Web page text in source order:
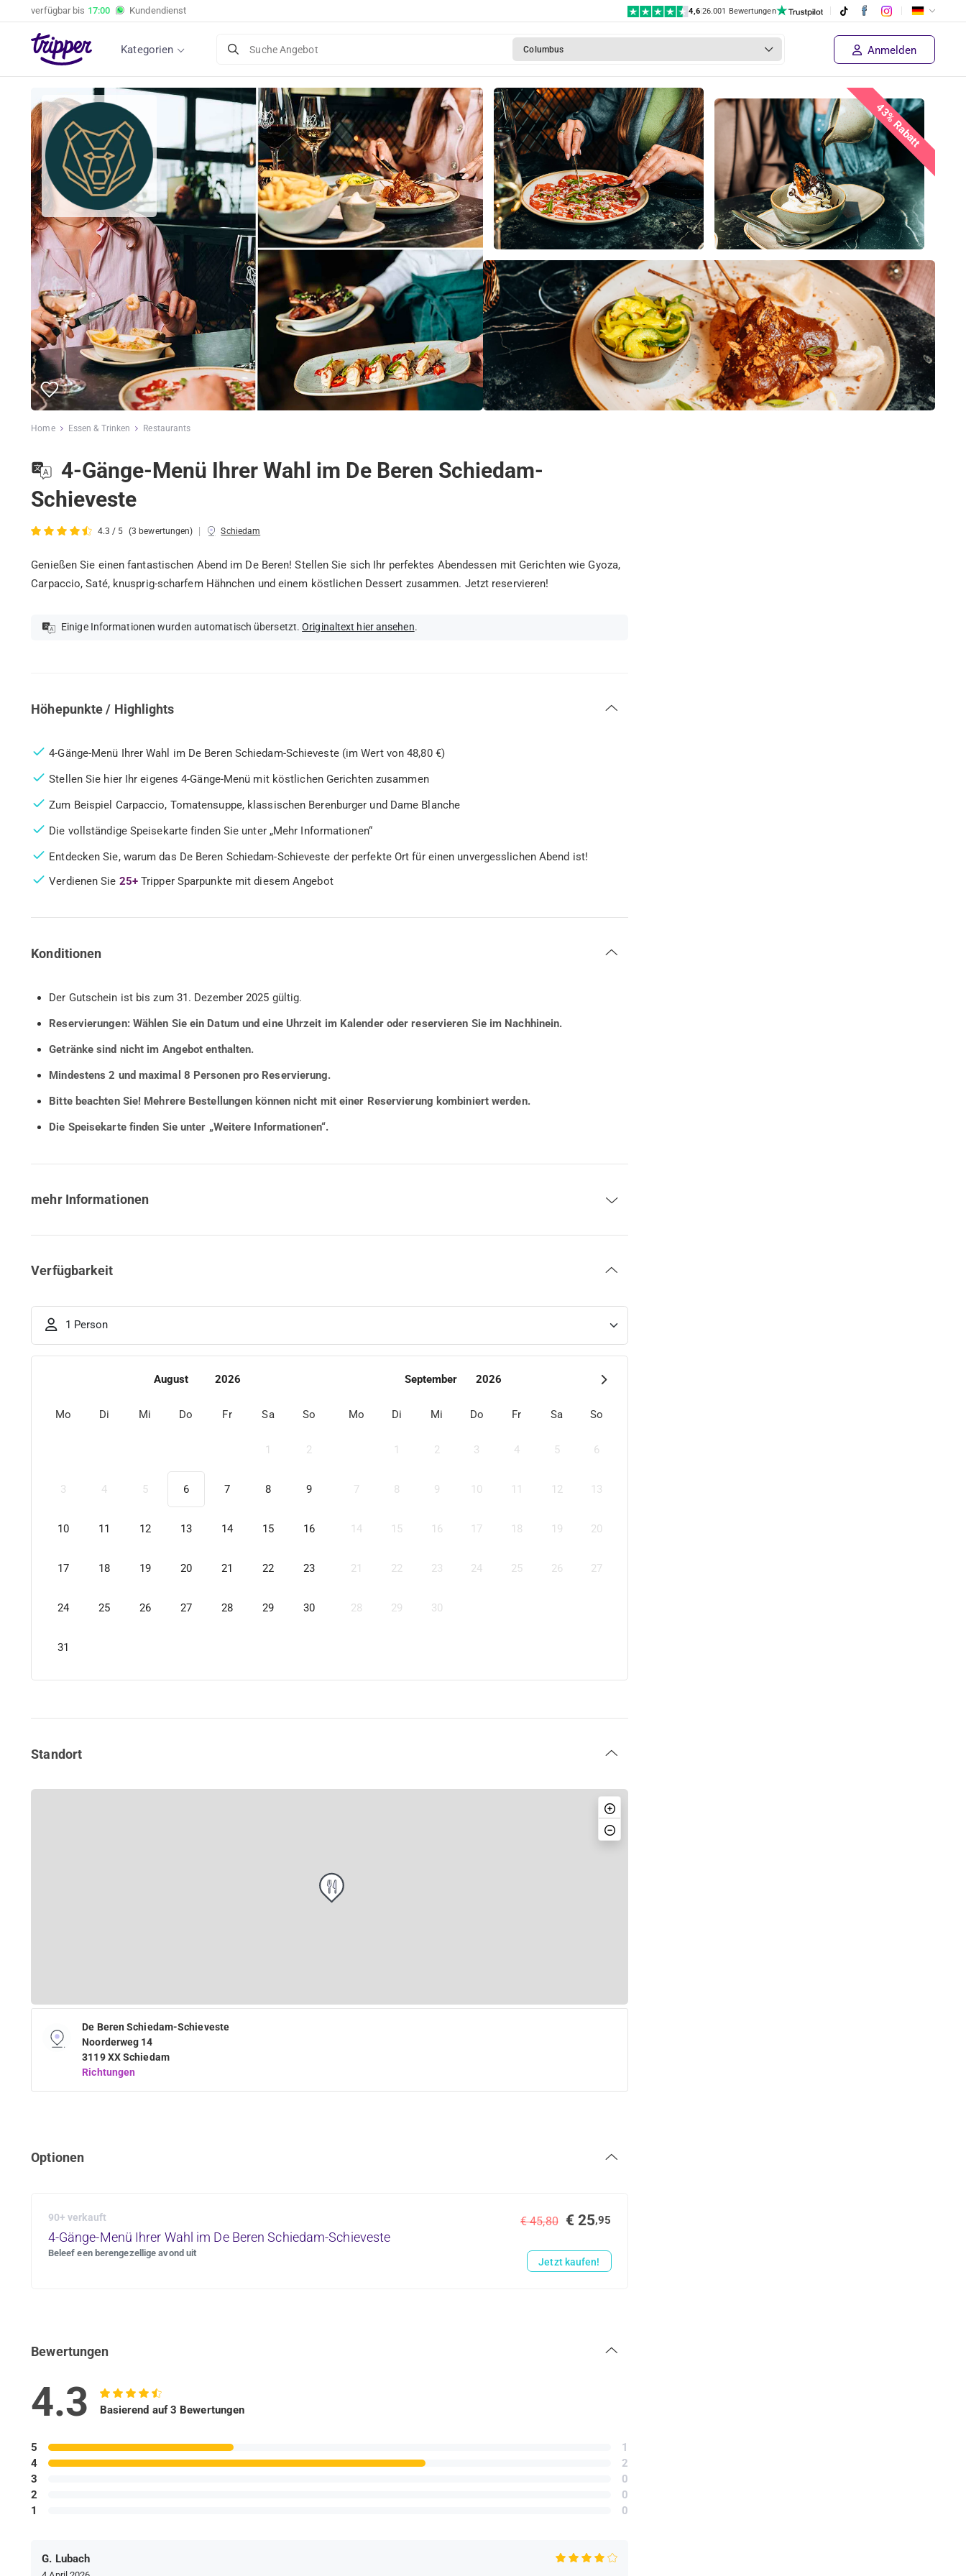
verfügbar bis 17:00 Kundendienst 4,6|26.001 Bewertungen
Kategorien Suche Angebot Columbus Anmelden
43% Rabatt
4-Gänge-Menü Ihrer Wahl im De Beren Schiedam-
Schieveste
Preis des Lieferanten € 45,80
Jetzt kaufen!
Home Essen & Trinken Restaurants
4-Gänge-Menü Ihrer Wahl im De Beren Schiedam-
Schieveste
4.3 / 5 (3 bewertungen) | Schiedam
Genießen Sie einen fantastischen Abend im De Beren! Stellen Sie sich Ihr perfektes Abendessen mit Gerichten wie Gyoza,
Carpaccio, Saté, knusprig-scharfem Hähnchen und einem köstlichen Dessert zusammen. Jetzt reservieren!
Einige Informationen wurden automatisch übersetzt.Originaltext hier ansehen.
Höhepunkte / Highlights
4-Gänge-Menü Ihrer Wahl im De Beren Schiedam-Schieveste (im Wert von 48,80 €)
Stellen Sie hier Ihr eigenes 4-Gänge-Menü mit köstlichen Gerichten zusammen
Zum Beispiel Carpaccio, Tomatensuppe, klassischen Berenburger und Dame Blanche
Die vollständige Speisekarte finden Sie unter „Mehr Informationen“
Entdecken Sie, warum das De Beren Schiedam-Schieveste der perfekte Ort für einen unvergesslichen Abend ist!
Verdienen Sie 25+Tripper Sparpunkte mit diesem Angebot
Konditionen
Der Gutschein ist bis zum 31. Dezember 2025 gültig.
Reservierungen: Wählen Sie ein Datum und eine Uhrzeit im Kalender oder reservieren Sie im Nachhinein.
Getränke sind nicht im Angebot enthalten.
Mindestens 2 und maximal 8 Personen pro Reservierung.
Bitte beachten Sie! Mehrere Bestellungen können nicht mit einer Reservierung kombiniert werden.
Die Speisekarte finden Sie unter „Weitere Informationen“.
mehr Informationen
Verfügbarkeit
1 Person
August 2026
Mo Di Mi Do Fr Sa So
1 2
3 4 5 6 7 8 9
10 11 12 13 14 15 16
17 18 19 20 21 22 23
24 25 26 27 28 29 30
31
September 2026
Mo Di Mi Do Fr Sa So
1 2 3 4 5 6
7 8 9 10 11 12 13
14 15 16 17 18 19 20
21 22 23 24 25 26 27
28 29 30
Standort
De Beren Schiedam-Schieveste
Noorderweg 14
3119 XX Schiedam
Richtungen
Optionen
90+ verkauft
4-Gänge-Menü Ihrer Wahl im De Beren Schiedam-Schieveste
Beleef een berengezellige avond uit
€ 45,80 € 25,95
Jetzt kaufen!
Bewertungen
4.3 Basierend auf 3 Bewertungen
5
4
3
2
1
1
2
0
0
0
G. Lubach